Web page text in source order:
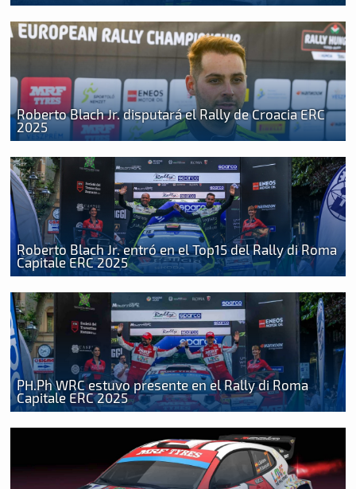
Roberto Blach Jr. disputará el Rally de Croacia ERC
2025
Roberto Blach Jr. entró en el Top15 del Rally di Roma
Capitale ERC 2025
PH.Ph WRC estuvo presente en el Rally di Roma
Capitale ERC 2025